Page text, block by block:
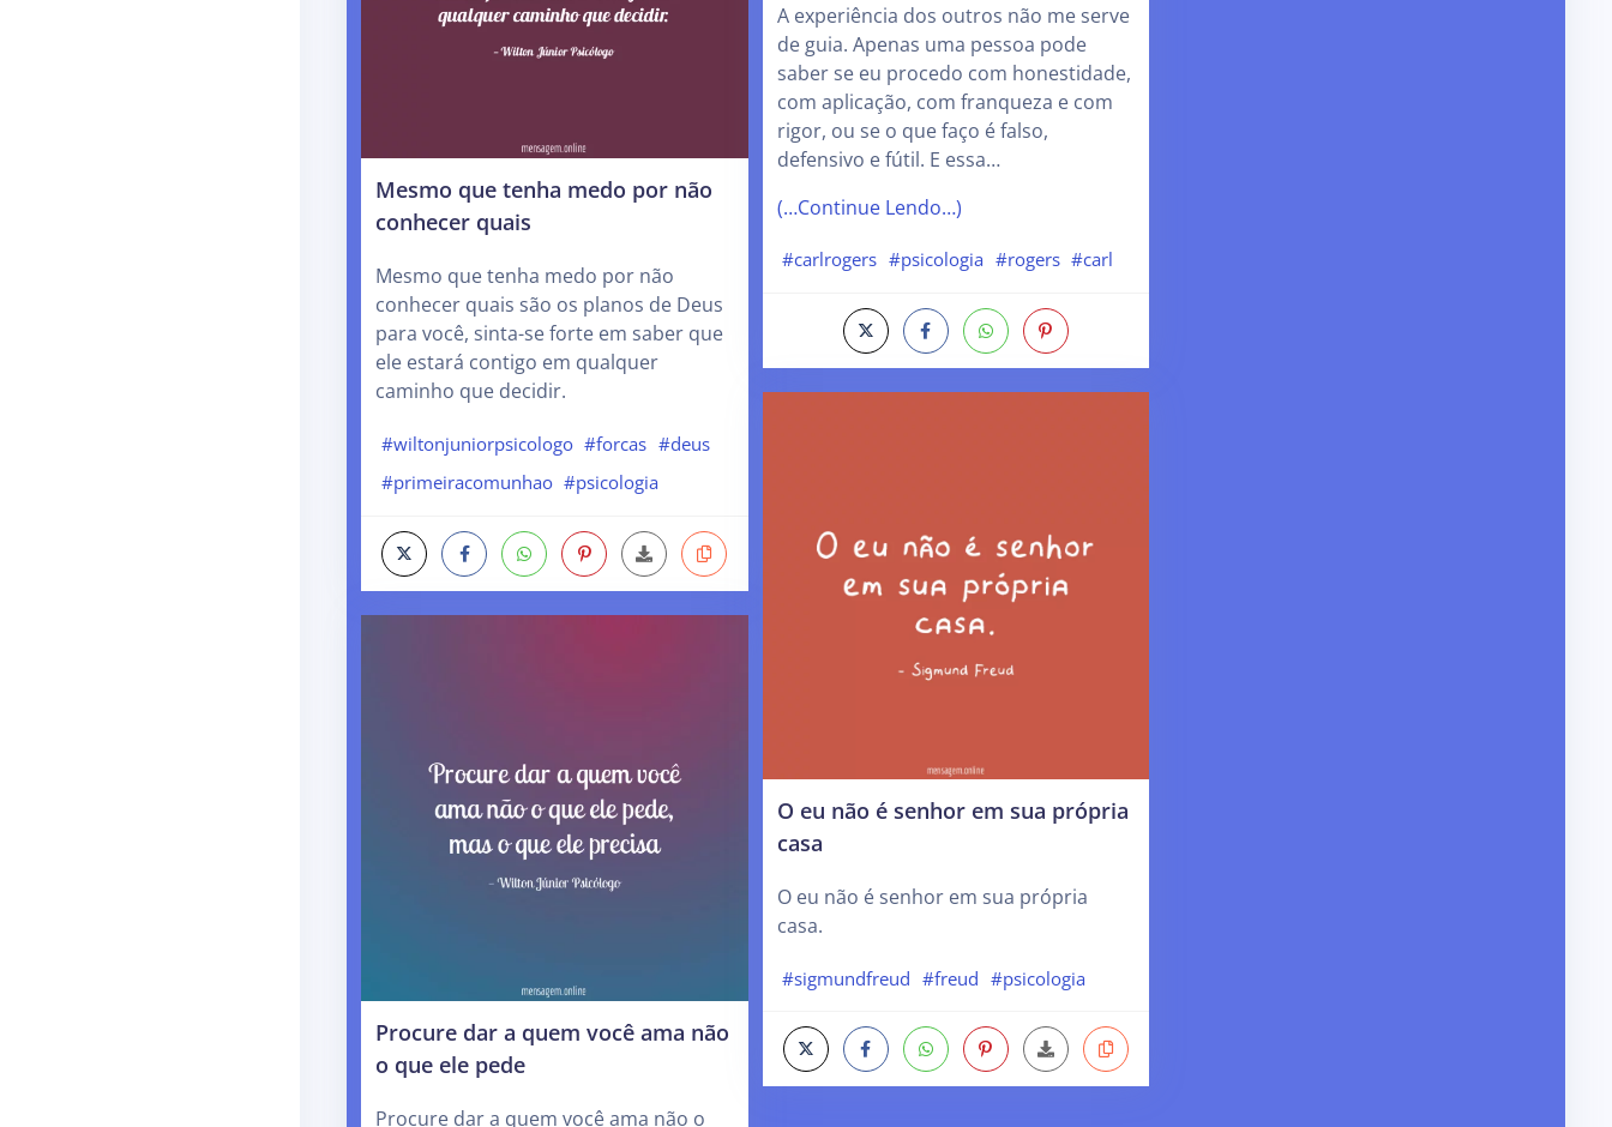
Mesmo que tenha medo por não
conhecer quais
Mesmo que tenha medo por não
conhecer quais são os planos de Deus
para você, sinta-se forte em saber que
ele estará contigo em qualquer
caminho que decidir.
#wiltonjuniorpsicologo #forcas #deus
#primeiracomunhao #psicologia
Procure dar a quem você ama não
o que ele pede
Procure dar a quem você ama não o
A experiência dos outros não me serve
de guia. Apenas uma pessoa pode
saber se eu procedo com honestidade,
com aplicação, com franqueza e com
rigor, ou se o que faço é falso,
defensivo e fútil. E essa…
(…Continue Lendo…)
#carlrogers #psicologia #rogers #carl
O eu não é senhor em sua própria
casa
O eu não é senhor em sua própria
casa.
#sigmundfreud #freud #psicologia